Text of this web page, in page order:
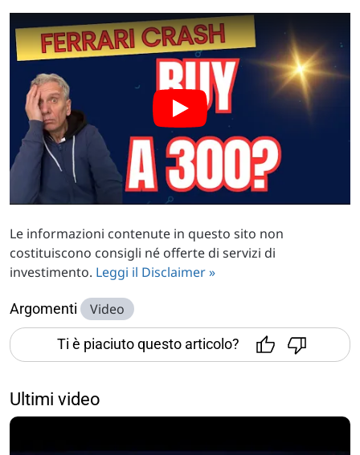
Le informazioni contenute in questo sito non
costituiscono consigli né offerte di servizi di
investimento. Leggi il Disclaimer »
Argomenti Video
Ti è piaciuto questo articolo?
Ultimi video